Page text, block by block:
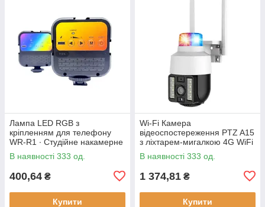
Лампа LED RGB з
кріпленням для телефону
WR-R1 ∙ Студійне накамерне
світло 3000-7000K
В наявності 333 од.
400,64 ₴
Купити
Wi-Fi Камера
відеоспостереження PTZ A15
з ліхтарем-мигалкою 4G WiFi
Вулична відеокамера з
керуванням від телефону,
В наявності 333 од.
1 374,81 ₴
Купити